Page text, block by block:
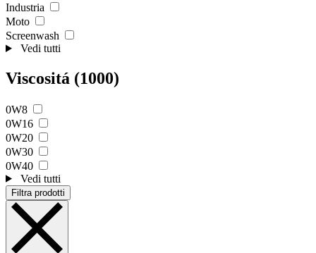
Industria
Moto
Screenwash
Vedi tutti
Viscositá (1000)
0W8
0W16
0W20
0W30
0W40
Vedi tutti
Filtra prodotti